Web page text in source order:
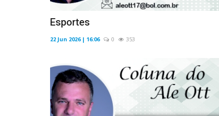
Esportes
22 Jun 2026 | 16:06 0 353